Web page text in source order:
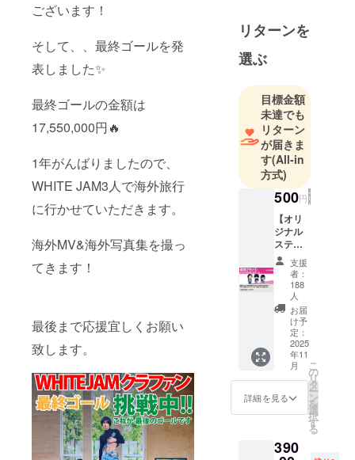
ございます！
そして、、最終ゴールを発
表しました✨
最終ゴールの金額は
17,550,000円🔥
1年がんばりましたので、
WHITE JAM3人で海外旅行
に行かせていただきます。
海外MV&海外写真集を撮っ
てきます！
最後まで応援宜しくお願い
致します。
プセンスを
融合させた
音楽性を持
ち味として
いる。
SnowMan,
SixTONES,
Nissy, Da-
iCE, 嵐, 松田
聖子など
数々のアー
ティストの
作詞作曲を
手がける。
3人は共同生
活
し、”WHITE
HOUSE”を拠
点に毎日曲
作りをして
いる。
R&B, Hip
として、バ
リターンを
選ぶ
目標金額
未達でも
リターン
が届きま
す(All-in
方式)
500円
【オリ
ジナル
ステッ
カーが
もらえ
るプラ
ン】 池
袋サン
シャイ
ンの衣
装を着
た、リ
トル
ジャム
のス
ます！
支援
者：
188
人
お届
け予
定：
2025
年11
月
詳細を見る
こ
の
リ
タ
ー
ン
を
選
択
す
る
390